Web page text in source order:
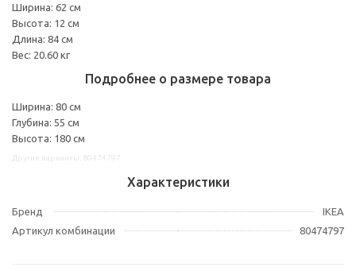
Ширина: 62 см
Высота: 12 см
Длина: 84 см
Вес: 20.60 кг
Подробнее о размере товара
Ширина: 80 см
Глубина: 55 см
Высота: 180 см
Характеристики
Бренд
IKEA
Артикул комбинации
80474797